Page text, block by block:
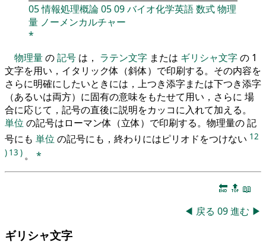
05情報処理概論0509バイオ化学英語数式物理
量 ノーメンカルチャー
*
物理量の記号 は， ラテン文字 または ギリシャ文字の 1
文字を用い，イタリック体（斜体）で印刷する。その内容を
さらに明確にしたいときには，上つき添字または下つき添字
（あるいは両方）に固有の意味をもたせて用い，さらに 場
合に応じて，記号の直後に説明をカッコに入れて加える。
単位 の記号はローマン体（立体）で印刷する。物理量の 記
号にも 単位の記号にも，終わりにはピリオドをつけない 12
) 13 ) 。 *
🔚 🔝 📖
◀ 戻る 09進む ▶
ギリシャ文字